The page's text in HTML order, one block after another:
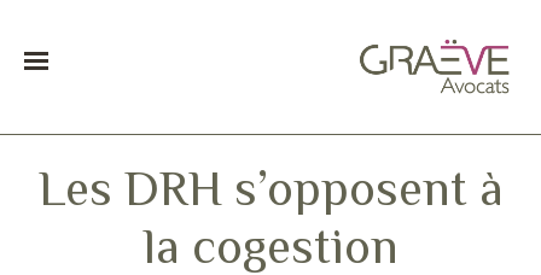
Les DRH s’opposent à
la cogestion